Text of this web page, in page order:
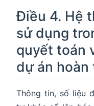
Điều 4. Hệ
sử dụng
quyết toán
dự án hoàn
Thông tin, số liệu